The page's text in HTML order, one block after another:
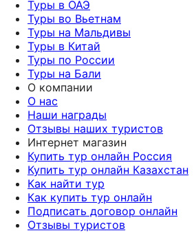
Туры в ОАЭ
Туры во Вьетнам
Туры на Мальдивы
Туры в Китай
Туры по России
Туры на Бали
О компании
О нас
Наши награды
Отзывы наших туристов
Интернет магазин
Купить тур онлайн Россия
Купить тур онлайн Казахстан
Как найти тур
Как купить тур онлайн
Подписать договор онлайн
Отзывы туристов